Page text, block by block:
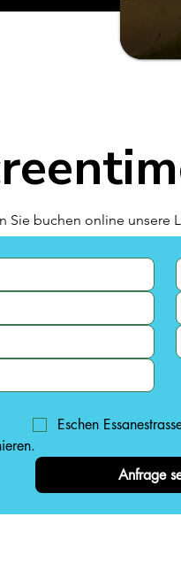
Sie buchen online unsere
Eschen
Anfrage